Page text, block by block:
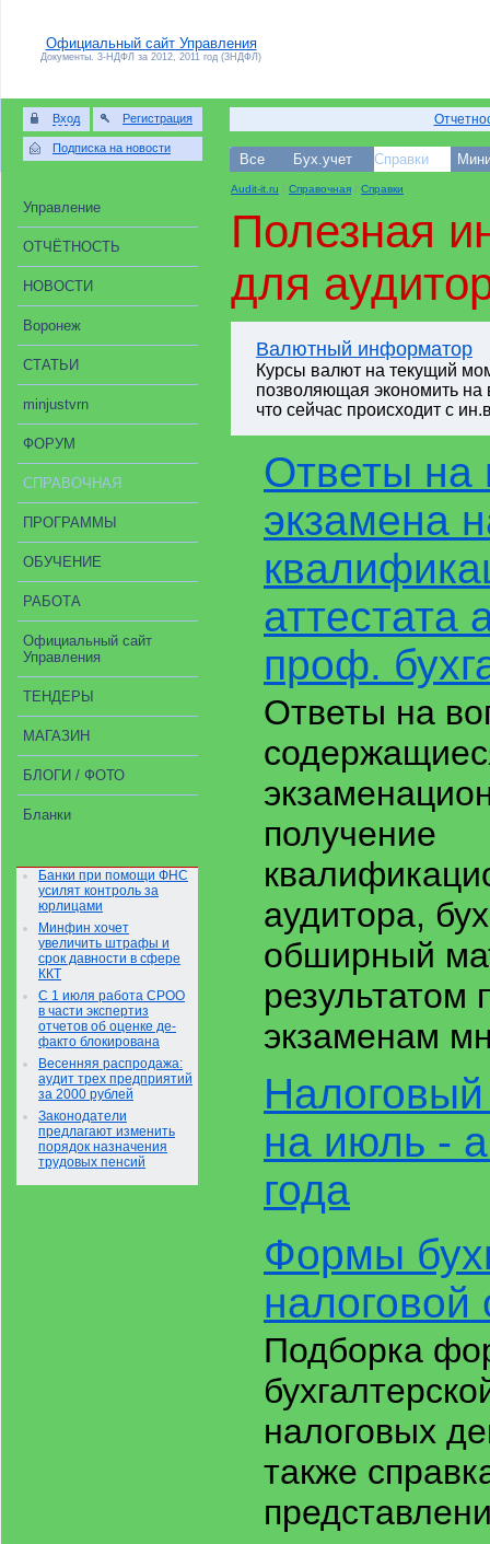
Официальный сайт Управления
Документы. 3-НДФЛ за 2012, 2011 год (3НДФЛ)
Вход Регистрация
Подписка на новости
Все Бух.учет Справки
Управление
ОТЧЁТНОСТЬ
НОВОСТИ
Воронеж
СТАТЬИ
minjustvrn
ФОРУМ
СПРАВОЧНАЯ
ПРОГРАММЫ
ОБУЧЕНИЕ
РАБОТА
Официальный сайт
Управления
ТЕНДЕРЫ
МАГАЗИН
БЛОГИ / ФОТО
Бланки
Банки при помощи ФНС
усилят контроль за
юрлицами
Минфин хочет
увеличить штрафы и
срок давности в сфере
ККТ
С 1 июля работа СРОО
в части экспертиз
отчетов об оценке де-
факто блокирована
Весенняя распродажа:
аудит трех предприятий
за 2000 рублей
Законодатели
предлагают изменить
порядок назначения
трудовых пенсий
Audit-it.ru / Справочная / Справки
Полезная
для
Валютный информатор
Курсы валют на текущий
позволяющая экономить
что сейчас происходит с
Ответы на
экзамена
аттестата
проф.
Ответы на
получение
аудитора,
обширный
результатом
экзаменам
на июль -
года
Формы
налоговой
Подборка
налоговых
также